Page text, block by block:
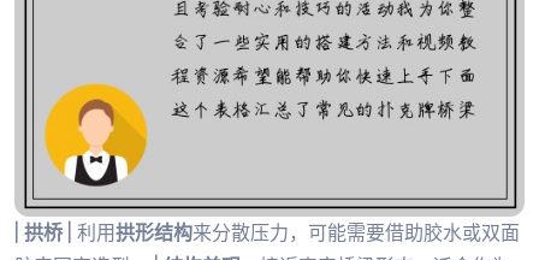
拱桥 | 利用拱形结构来分散压力，可能需要借助胶水或双面